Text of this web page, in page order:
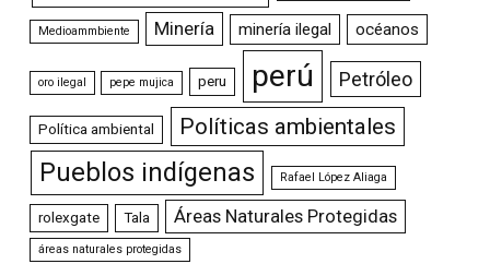
Medioammbiente Minería minería ilegal océanos
oro ilegal pepe mujica peru perú Petróleo
Política ambiental Políticas ambientales
Pueblos indígenas Rafael López Aliaga
rolexgate Tala Áreas Naturales Protegidas
áreas naturales protegidas